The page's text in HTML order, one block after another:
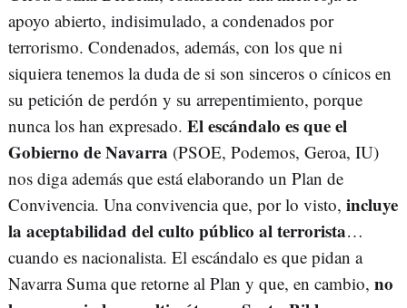
apoyo abierto, indisimulado, a condenados por
terrorismo. Condenados, además, con los que ni
siquiera tenemos la duda de si son sinceros o cínicos en
su petición de perdón y su arrepentimiento, porque
nunca los han expresado. El escándalo es que el
Gobierno de Navarra (PSOE, Podemos, Geroa, IU)
nos diga además que está elaborando un Plan de
Convivencia. Una convivencia que, por lo visto, incluye
la aceptabilidad del culto público al terrorista…
cuando es nacionalista. El escándalo es que pidan a
Navarra Suma que retorne al Plan y que, en cambio, no